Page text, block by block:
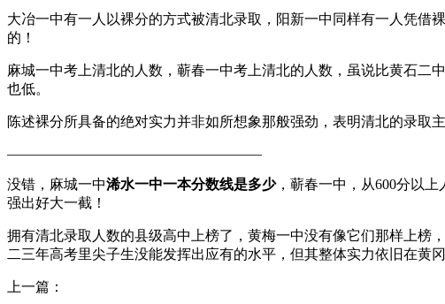
大冶一中有一人以裸分的方式被清北录取，阳新一中同样有一人凭
的！
麻城一中考上清北的人数，蕲春一中考上清北的人数，虽说比黄石二
也低。
陈述裸分所具备的绝对实力并非如所想象那般强劲，表明清北的录取
——————————————————
没错，麻城一中浠水一中一本分数线是多少，蕲春一中，从600分以
强出好大一截！
拥有清北录取人数的县级高中上榜了，黄梅一中没有像它们那样上榜
二三年高考里尖子生没能发挥出应有的水平，但其整体实力依旧在黄
上一篇：